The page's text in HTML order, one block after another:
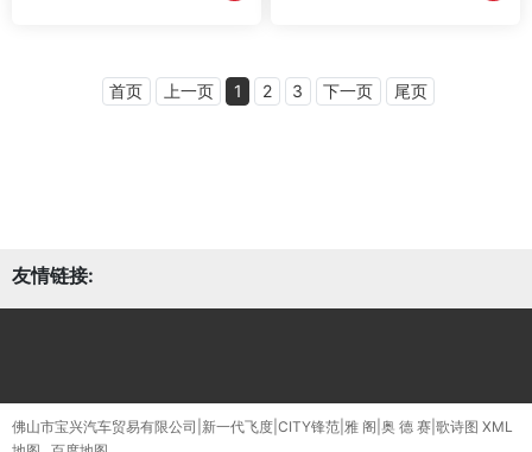
首页 上一页 1 2 3 下一页 尾页
友情链接:
佛山市宝兴汽车贸易有限公司|新一代飞度|CITY锋范|雅 阁|奥 德 赛|歌诗图 XML